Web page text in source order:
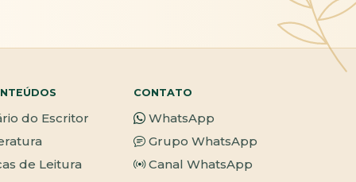
do Escritor
de Leitura
CONTATO
WhatsApp
Grupo WhatsApp
Canal WhatsApp